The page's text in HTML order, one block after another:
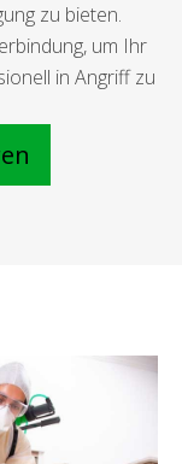
zu bieten.
um Ihr
in Angriff zu